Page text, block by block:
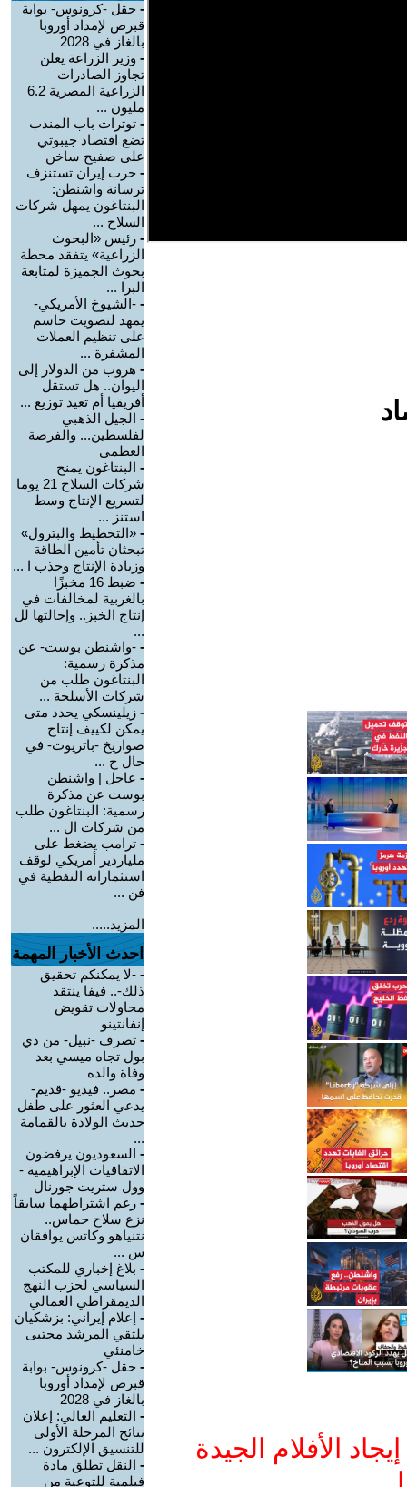
الأفلام الجيدة
- حقل -كرونوس- بوابة
قبرص لإمداد أوروبا
بالغاز في 2028
- وزير الزراعة يعلن
تجاوز الصادرات
الزراعية المصرية 6.2
مليون ...
- توترات باب المندب
تضع اقتصاد جيبوتي
على صفيح ساخن
- حرب إيران تستنزف
ترسانة واشنطن:
البنتاغون يمهل شركات
السلاح ...
- رئيس «البحوث
الزراعية» يتفقد محطة
بحوث الجميزة لمتابعة
البرا ...
- -الشيوخ الأمريكي-
يمهد لتصويت حاسم
على تنظيم العملات
المشفرة ...
- هروب من الدولار إلى
اليوان.. هل تستقل
أفريقيا أم تعيد توزيع ...
- الجيل الذهبي
لفلسطين... والفرصة
العظمى
- البنتاغون يمنح
شركات السلاح 21 يوما
لتسريع الإنتاج وسط
استنز ...
- «التخطيط والبترول»
تبحثان تأمين الطاقة
وزيادة الإنتاج وجذب ا ...
-
ضبط 16 مخبزًا
بالغربية لمخالفات في
إنتاج الخبز.. وإحالتها لل
...
- -واشنطن بوست- عن
مذكرة رسمية:
البنتاغون طلب من
شركات الأسلحة ...
- زيلينسكي يحدد متى
يمكن لكييف إنتاج
صواريخ -باتريوت- في
حال ح ...
- عاجل | واشنطن
بوست عن مذكرة
رسمية: البنتاغون طلب
من شركات ال ...
- ترامب يضغط على
ملياردير أمريكي لوقف
استثماراته النفطية في
فن ...
المزيد.....
احدث الأخبار المهمة
- -لا يمكنكم تحقيق
ذلك-.. فيفا ينتقد
محاولات تقويض
إنفانتينو
- تصرف -نبيل- من دي
بول تجاه ميسي بعد
وفاة والده
- مصر.. فيديو -قديم-
يدعي العثور على طفل
حديث الولادة بالقمامة
...
- السعوديون يرفضون
الاتفاقيات الإبراهيمية -
وول ستريت جورنال
- رغم اشتراطهما سابقاً
نزع سلاح حماس..
نتنياهو وكاتس يوافقان
س ...
- بلاغ إخباري للمكتب
السياسي لحزب النهج
الديمقراطي العمالي
- إعلام إيراني: بزشكيان
يلتقي المرشد مجتبى
خامنئي
- حقل -كرونوس- بوابة
قبرص لإمداد أوروبا
بالغاز في 2028
- التعليم العالي: إعلان
نتائج المرحلة الأولى
للتنسيق الإلكترون ...
- النقل تطلق مادة
فيلمية للتوعية من